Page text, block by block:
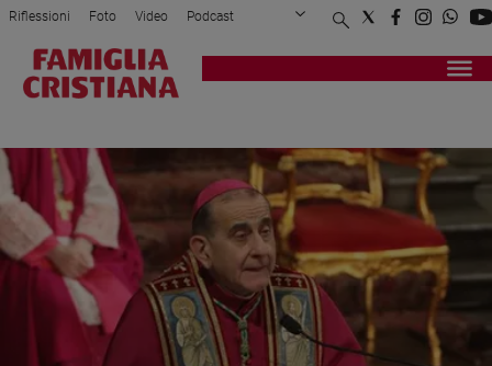
Attualità
Mondo
Economia
Legalità
giustizia
Interviste
Riflessioni Foto Video Podcast
Privacy Policy Chi siamo
Registrati Redazione